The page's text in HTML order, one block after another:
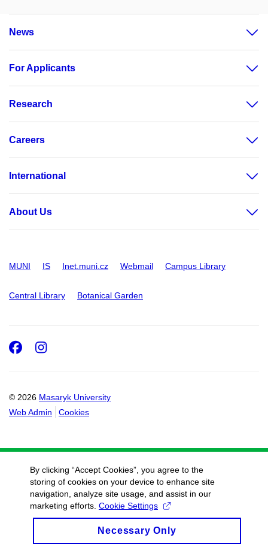
News
For Applicants
Research
Careers
International
About Us
MUNI IS Inet.muni.cz Webmail Campus Library
Central Library Botanical Garden
© 2026 Masaryk University
Web Admin
Cookies
Facebook
Instagram
By clicking “Accept Cookies”, you agree to the
storing of cookies on your device to enhance site
navigation, analyze site usage, and assist in our
marketing efforts. Cookie Settings
Necessary Only